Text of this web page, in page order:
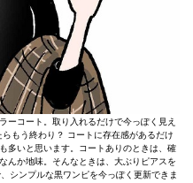
ーコート。取り入れるだけで今っぽく見え
もう終わり？ コートに存在感があるだけ
多いと思います。コートありのときは、確
んか地味。そんなときは、大ぶりピアスを
シンプルな黒ワンピを今っぽく更新できま